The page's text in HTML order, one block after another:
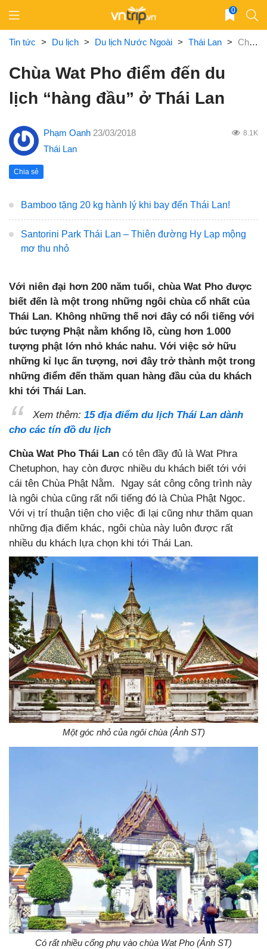
content
0
Tin tức > Du lịch > Du lịch Nước Ngoài > Thái Lan > Chùa Wat Pho điểm đến du lịch “hàng đầu” ở Thái Lan
Chùa Wat Pho điểm đến du
lịch “hàng đầu” ở Thái Lan
Phạm Oanh 23/03/2018 8.1K
Thái Lan
Chia sẻ
Bamboo tặng 20 kg hành lý khi bay đến Thái Lan!
Santorini Park Thái Lan – Thiên đường Hy Lạp mộng
mơ thu nhỏ
Với niên đại hơn 200 năm tuổi, chùa Wat Pho được
biết đến là một trong những ngôi chùa cổ nhất của
Thái Lan. Không những thế nơi đây có nổi tiếng với
bức tượng Phật nằm khổng lồ, cùng hơn 1.000
tượng phật lớn nhỏ khác nahu. Với việc sở hữu
những kỉ lục ấn tượng, nơi đây trở thành một trong
những điểm đến thăm quan hàng đầu của du khách
khi tới Thái Lan.
Xem thêm: 15 địa điểm du lịch Thái Lan dành
cho các tín đồ du lịch
Chùa Wat Pho Thái Lan có tên đầy đủ là Wat Phra
Chetuphon, hay còn được nhiều du khách biết tới với
cái tên Chùa Phật Nằm. Ngay sát công công trình này
là ngôi chùa cũng rất nổi tiếng đó là Chùa Phật Ngọc.
Với vị trí thuận tiện cho việc đi lại cũng như thăm quan
những địa điểm khác, ngôi chùa này luôn được rất
nhiều du khách lựa chọn khi tới Thái Lan.
Một góc nhỏ của ngôi chùa (Ảnh ST)
Có rất nhiều cổng phụ vào chùa Wat Pho (Ảnh ST)